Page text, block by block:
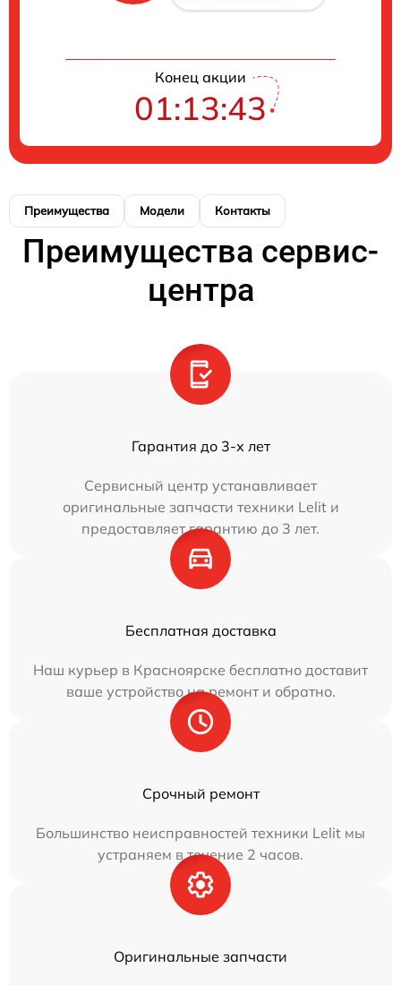
Конец акции
01:13:43
Преимущества Модели Контакты
Преимущества сервис-
центра
Гарантия до 3-х лет
Сервисный центр устанавливает
оригинальные запчасти техники Lelit и
предоставляет гарантию до 3 лет.
Бесплатная доставка
Наш курьер в Красноярске бесплатно доставит
ваше устройство на ремонт и обратно.
Срочный ремонт
Большинство неисправностей техники Lelit мы
устраняем в течение 2 часов.
Оригинальные запчасти